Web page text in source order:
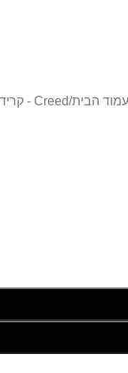
עמוד הבית/Creed - קריד